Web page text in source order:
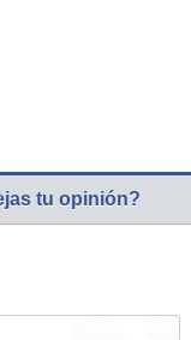
tu opinión?